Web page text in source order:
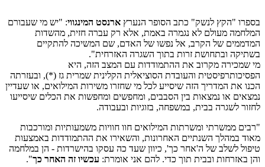
​בספרו "הקץ לנשק" כתב הסופר הנערץ ארנסט המינגווי: "יש מי שעבורם
המלחמה מעולם לא נגמרה באמת, אלא רק עברה חזית, מהשדות
המדממים של הקרב, אל נפשו של האדם, שם המשיכה להתקיים
בשתיקה ובתחושת זרות בתוך השגרה האזרחית".
מי שמכירה מקרוב את ההתמודדות עם המצב הזה, היא
הפסיכותרפיסטית והעובדת הסוציאלית הקלינית שמרית גז (*), ובעזרתה
הכנו את המדריך הזה שיסייע לכל מי שחזרו משירות המילואים, או שעדיין
נמצאים או נמצאות בין הסבבים, ומחפשים ומחפשות את הכלים שיסייעו
לחזור לשגרה בבית, במשפחה, בזוגיות ובעבודה.
"רבים ממשרתי ומשרתות המילואים חוו חוויות משמעותיות ומורכבות
מאוד במהלך השנתיים האחרונות, והשאירו את ההתמודדות באמצעות
טיפול לשלב של ה'אחר כך', כיוון שעד כה עסקו בהישרדות - הן במלחמה
והן באזרחות ובבית תוך כדי. להם אני אומרת: עכשיו זה האחר כך".